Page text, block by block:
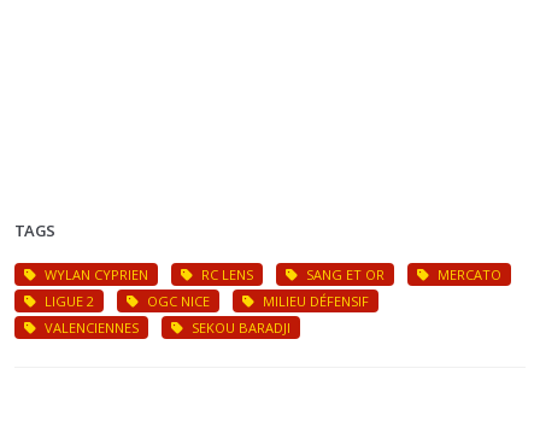
TAGS
WYLAN CYPRIEN RC LENS SANG ET OR
MERCATO
LIGUE 2
OGC NICE
MILIEU DÉFENSIF
VALENCIENNES
SEKOU BARADJI